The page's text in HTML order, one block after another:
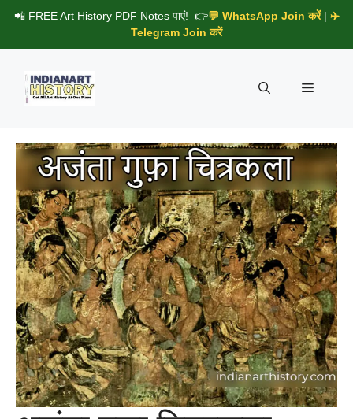
Skip
content
📲 FREE Art History PDF Notes पाएं! 👉💬 WhatsApp Join करें| ✈️
Telegram Join करें
Menu